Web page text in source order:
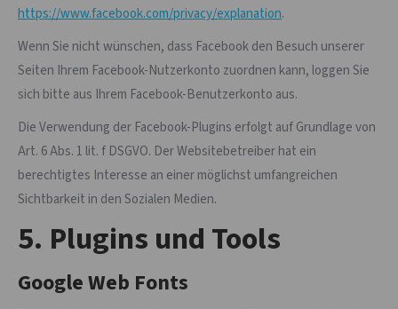
https://www.facebook.com/privacy/explanation.
Wenn Sie nicht wünschen, dass Facebook den Besuch unserer
Seiten Ihrem Facebook-Nutzerkonto zuordnen kann, loggen Sie
sich bitte aus Ihrem Facebook-Benutzerkonto aus.
Die Verwendung der Facebook-Plugins erfolgt auf Grundlage von
Art. 6 Abs. 1 lit. f DSGVO. Der Websitebetreiber hat ein
berechtigtes Interesse an einer möglichst umfangreichen
Sichtbarkeit in den Sozialen Medien.
5. Plugins und Tools
Google Web Fonts